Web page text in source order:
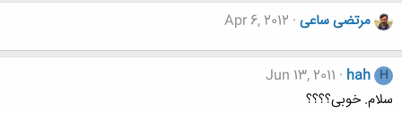
مرتضی ساعی Apr 6, 2012
H
hah
Jun 13, 2011
سلام. خوبی؟؟؟؟